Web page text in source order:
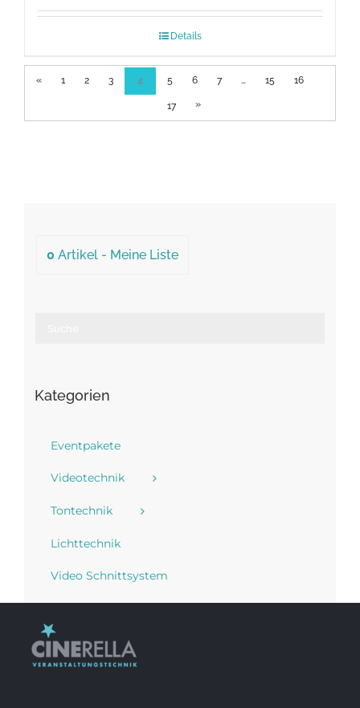
Details
« 1 2 3 4 5 6 7 … 15 16
17 »
0 Artikel - Meine Liste
Kategorien
Eventpakete
Videotechnik
Tontechnik
Lichttechnik
Video Schnittsystem